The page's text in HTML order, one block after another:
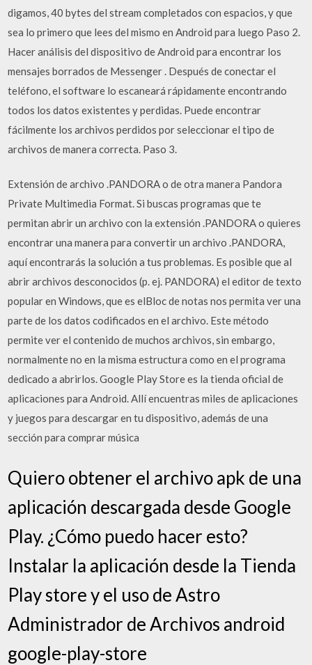
digamos, 40 bytes del stream completados con espacios, y que
sea lo primero que lees del mismo en Android para luego Paso 2.
Hacer análisis del dispositivo de Android para encontrar los
mensajes borrados de Messenger . Después de conectar el
teléfono, el software lo escaneará rápidamente encontrando
todos los datos existentes y perdidas. Puede encontrar
fácilmente los archivos perdidos por seleccionar el tipo de
archivos de manera correcta. Paso 3.
Extensión de archivo .PANDORA o de otra manera Pandora
Private Multimedia Format. Si buscas programas que te
permitan abrir un archivo con la extensión .PANDORA o quieres
encontrar una manera para convertir un archivo .PANDORA,
aquí encontrarás la solución a tus problemas. Es posible que al
abrir archivos desconocidos (p. ej. PANDORA) el editor de texto
popular en Windows, que es elBloc de notas nos permita ver una
parte de los datos codificados en el archivo. Este método
permite ver el contenido de muchos archivos, sin embargo,
normalmente no en la misma estructura como en el programa
dedicado a abrirlos. Google Play Store es la tienda oficial de
aplicaciones para Android. Allí encuentras miles de aplicaciones
y juegos para descargar en tu dispositivo, además de una
sección para comprar música
Quiero obtener el archivo apk de una
aplicación descargada desde Google
Play. ¿Cómo puedo hacer esto?
Instalar la aplicación desde la Tienda
Play store y el uso de Astro
Administrador de Archivos android
google-play-store